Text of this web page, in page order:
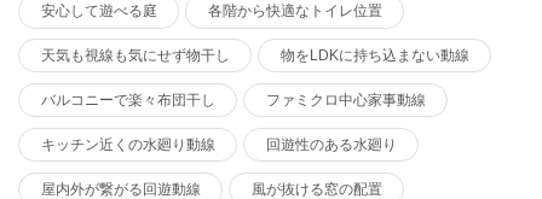
安心して遊べる庭 各階から快適なトイレ位置
天気も視線も気にせず物干し 物をLDKに持ち込まない動線
バルコニーで楽々布団干し ファミクロ中心家事動線
キッチン近くの水廻り動線 回遊性のある水廻り
屋内外が繋がる回遊動線 風が抜ける窓の配置